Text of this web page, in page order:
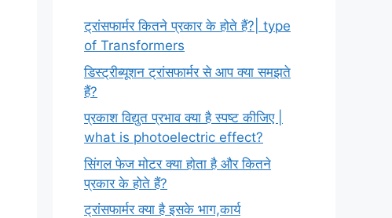
ट्रांसफार्मर कितने प्रकार के होते हैं?| type
of Transformers
डिस्ट्रीब्यूशन ट्रांसफार्मर से आप क्या समझते
हैं?
प्रकाश विद्युत प्रभाव क्या है स्पष्ट कीजिए |
what is photoelectric effect?
सिंगल फेज मोटर क्या होता है और कितने
प्रकार के होते हैं?
ट्रांसफार्मर क्या है इसके भाग,कार्य